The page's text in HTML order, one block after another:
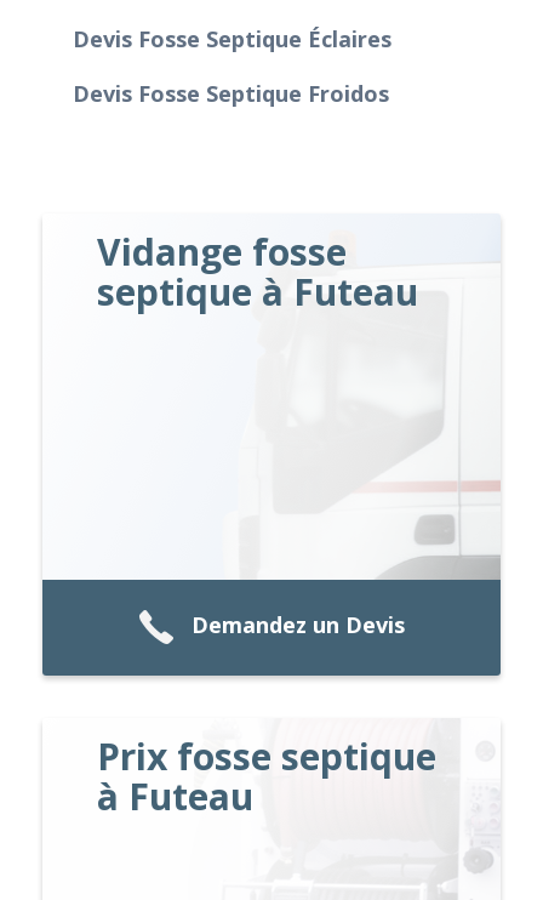
Devis Fosse Septique Éclaires
Devis Fosse Septique Froidos
Vidange fosse
septique à Futeau
Demandez un Devis
Prix fosse septique
à Futeau